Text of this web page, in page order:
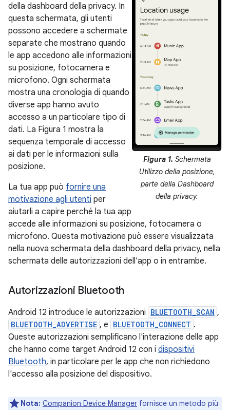
Figura 1. Schermata
Utilizzo della posizione,
parte della Dashboard
della privacy.
della dashboard della privacy. In
questa schermata, gli utenti
possono accedere a schermate
separate che mostrano quando
le app accedono alle informazioni
su posizione, fotocamera e
microfono. Ogni schermata
mostra una cronologia di quando
diverse app hanno avuto
accesso a un particolare tipo di
dati. La Figura 1 mostra la
sequenza temporale di accesso
ai dati per le informazioni sulla
posizione.
La tua app può fornire una
motivazione agli utenti per
aiutarli a capire perché la tua app
accede alle informazioni su posizione, fotocamera o
microfono. Questa motivazione può essere visualizzata
nella nuova schermata della dashboard della privacy, nella
schermata delle autorizzazioni dell'app o in entrambe.
Autorizzazioni Bluetooth
Android 12 introduce le autorizzazioni BLUETOOTH_SCAN ,
BLUETOOTH_ADVERTISE , e BLUETOOTH_CONNECT .
Queste autorizzazioni semplificano l'interazione delle app
che hanno come target Android 12 con i dispositivi
Bluetooth, in particolare per le app che non richiedono
l'accesso alla posizione del dispositivo.
Nota: Companion Device Manager fornisce un metodo più